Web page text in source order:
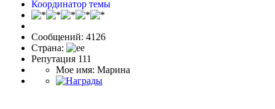
Координатор темы
Сообщений: 4126
Страна:
Репутация 111
Мое имя: Марина